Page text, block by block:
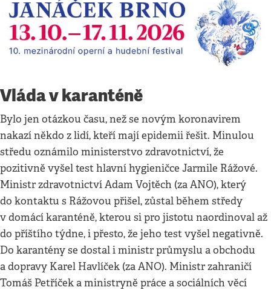
Vláda v karanténě
Bylo jen otázkou času, než se novým koronavirem
nakazí někdo z lidí, kteří mají epidemii řešit. Minulou
středu oznámilo ministerstvo zdravotnictví, že
pozitivně vyšel test hlavní hygieničce Jarmile Rážové.
Ministr zdravotnictví Adam Vojtěch (za ANO), který
do kontaktu s Rážovou přišel, zůstal během středy
v domácí karanténě, kterou si pro jistotu naordinoval až
do příštího týdne, i přesto, že jeho test vyšel negativně.
Do karantény se dostal i ministr průmyslu a obchodu
a dopravy Karel Havlíček (za ANO). Ministr zahraničí
Tomáš Petříček a ministryně práce a sociálních věcí